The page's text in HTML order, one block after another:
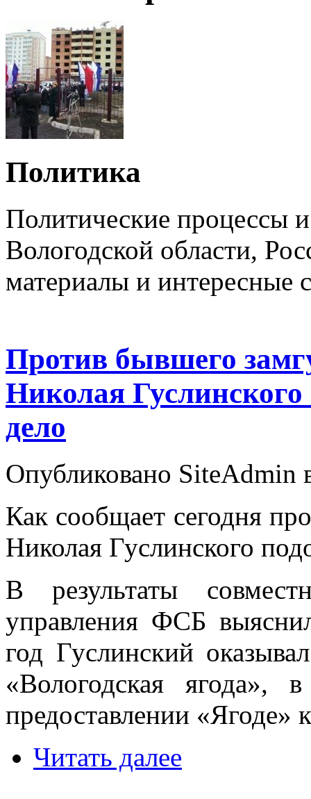
Политика
Политические процессы
Вологодской области,
материалы и интересные
Против бывшего
Николая Гуслинского
дело
Опубликовано SiteAdmin
Как сообщает сегодня
Николая Гуслинского
В результаты
управления ФСБ
год Гуслинский
«Вологодская ягода»,
предоставлении «Ягоде»
Читать далее